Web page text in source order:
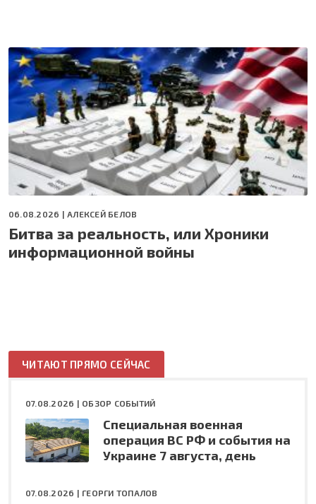
06.08.2026 |АЛЕКСЕЙ БЕЛОВ
Битва за реальность, или Хроники
информационной войны
ЧИТАЮТ ПРЯМО СЕЙЧАС
07.08.2026 | ОБЗОР СОБЫТИЙ
Специальная военная
операция ВС РФ и события на
Украине 7 августа, день
07.08.2026 | ГЕОРГИ ТОПАЛОВ